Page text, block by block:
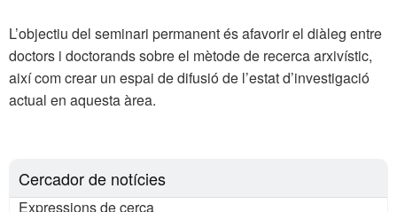
L’objectiu del seminari permanent és afavorir el diàleg entre
doctors i doctorands sobre el mètode de recerca arxivístic,
així com crear un espai de difusió de l’estat d’investigació
actual en aquesta àrea.
Cercador de notícies
Expressions de cerca